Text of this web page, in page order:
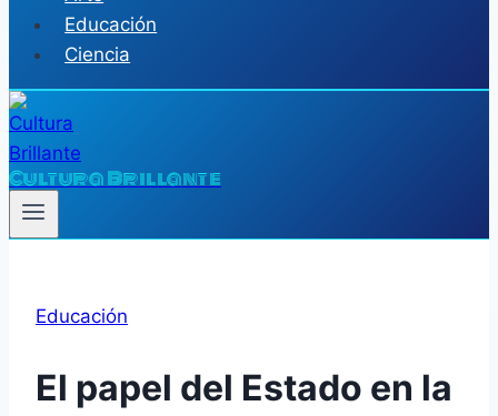
Educación
Ciencia
Cultura Brillante
Educación
El papel del Estado en la